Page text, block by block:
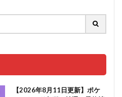
【2026年8月11日更新】ポケ